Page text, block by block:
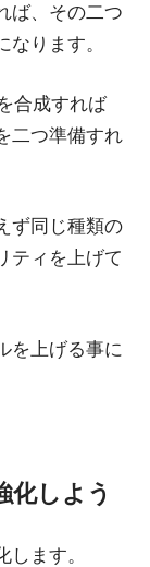
ば、その二つ
ります。
合成すれば
つ準備すれ
ず同じ種類の
ティを上げて
を上げる事に
化しよう
ます。